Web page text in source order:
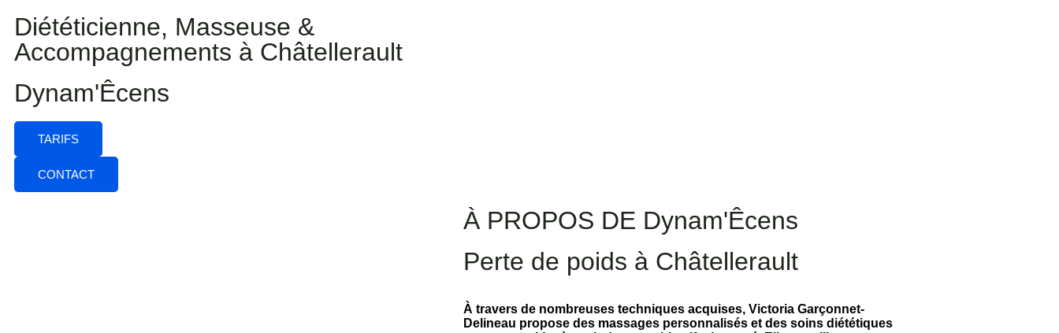
Diététicienne, Masseuse &
Accompagnements à Châtellerault
Dynam'Êcens
TARIFS
CONTACT
À PROPOS DE Dynam'Êcens
Perte de poids à Châtellerault
À travers de nombreuses techniques acquises, Victoria Garçonnet-
Delineau propose des massages personnalisés et des soins diététiques